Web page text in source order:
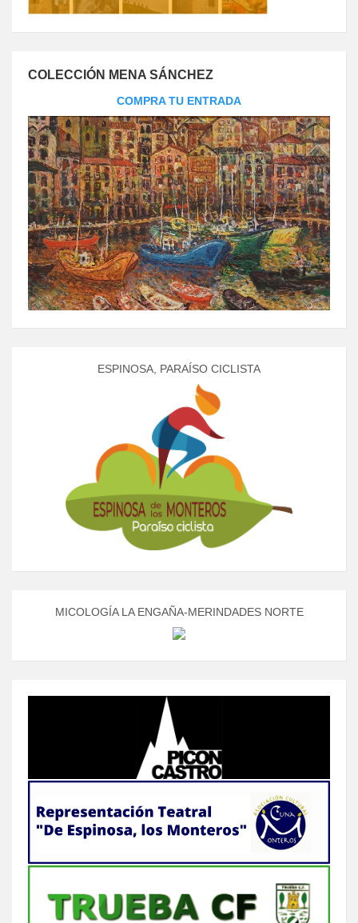
COLECCIÓN MENA SÁNCHEZ
COMPRA TU ENTRADA
ESPINOSA, PARAÍSO CICLISTA
MICOLOGÍA LA ENGAÑA-MERINDADES NORTE